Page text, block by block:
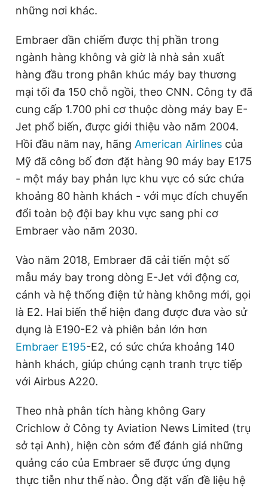
những nơi khác.
Embraer dần chiếm được thị phần trong
ngành hàng không và giờ là nhà sản xuất
hàng đầu trong phân khúc máy bay thương
mại tối đa 150 chỗ ngồi, theo CNN. Công ty đã
cung cấp 1.700 phi cơ thuộc dòng máy bay E-
Jet phổ biến, được giới thiệu vào năm 2004.
Hồi đầu năm nay, hãng American Airlines của
Mỹ đã công bố đơn đặt hàng 90 máy bay E175
- một máy bay phản lực khu vực có sức chứa
khoảng 80 hành khách - với mục đích chuyển
đổi toàn bộ đội bay khu vực sang phi cơ
Embraer vào năm 2030.
Vào năm 2018, Embraer đã cải tiến một số
mẫu máy bay trong dòng E-Jet với động cơ,
cánh và hệ thống điện tử hàng không mới, gọi
là E2. Hai biến thể hiện đang được đưa vào sử
dụng là E190-E2 và phiên bản lớn hơn
Embraer E195-E2, có sức chứa khoảng 140
hành khách, giúp chúng cạnh tranh trực tiếp
với Airbus A220.
Theo nhà phân tích hàng không Gary
Crichlow ở Công ty Aviation News Limited (trụ
sở tại Anh), hiện còn sớm để đánh giá những
quảng cáo của Embraer sẽ được ứng dụng
thực tiễn như thế nào. Ông đặt vấn đề liệu hệ